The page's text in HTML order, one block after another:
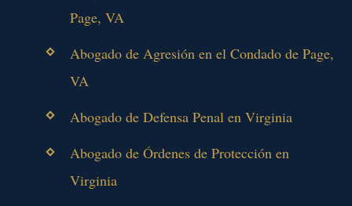
Page, VA
Abogado de Agresión en el Condado de Page,
VA
Abogado de Defensa Penal en Virginia
Abogado de Órdenes de Protección en
Virginia